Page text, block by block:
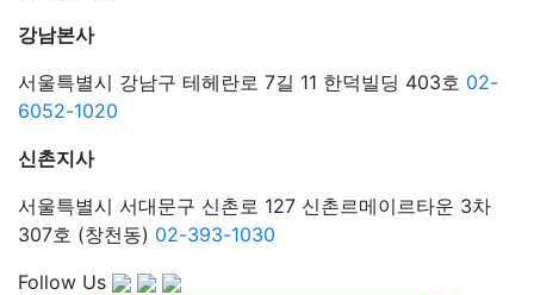
강남본사
서울특별시 강남구 테헤란로 7길 11 한덕빌딩 403호 02-
6052-1020
신촌지사
서울특별시 서대문구 신촌로 127 신촌르메이르타운 3차
307호 (창천동) 02-393-1030
Follow Us